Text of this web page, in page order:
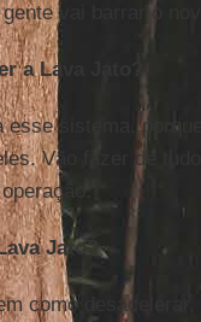
vai barrar o
a Lava Jato?
sistema,
Vão fazer de
Jato?
como